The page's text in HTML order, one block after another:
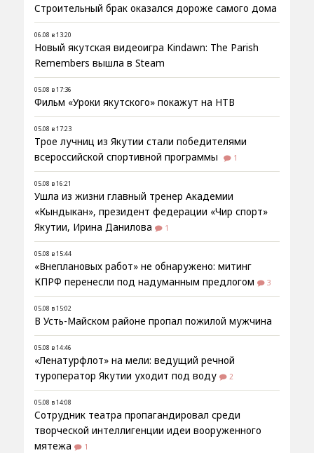
Строительный брак оказался дороже самого дома
06.08 в 13:20
Новый якутская видеоигра Kindawn: The Parish
Remembers вышла в Steam
05.08 в 17:36
Фильм «Уроки якутского» покажут на НТВ
05.08 в 17:23
Трое лучниц из Якутии стали победителями
всероссийской спортивной программы
1
05.08 в 16:21
Ушла из жизни главный тренер Академии
«Кындыкан», президент федерации «Чир спорт»
Якутии, Ирина Данилова
1
05.08 в 15:44
«Внеплановых работ» не обнаружено: митинг
КПРФ перенесли под надуманным предлогом
3
05.08 в 15:02
В Усть-Майском районе пропал пожилой мужчина
05.08 в 14:46
«Ленатурфлот» на мели: ведущий речной
туроператор Якутии уходит под воду
2
05.08 в 14:08
Сотрудник театра пропагандировал среди
творческой интеллигенции идеи вооруженного
мятежа
1